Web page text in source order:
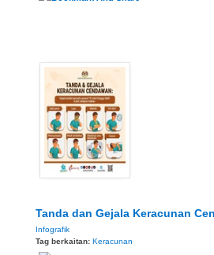
Tanda dan Gejala Keracunan
Infografik
Tag berkaitan: Keracunan